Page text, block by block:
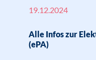
19.12.2024
Alle Infos zur
(ePA)